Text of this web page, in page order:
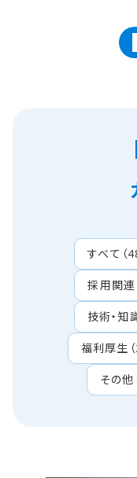
すべて （
採用関連
技術・知
福利厚生 （
その他